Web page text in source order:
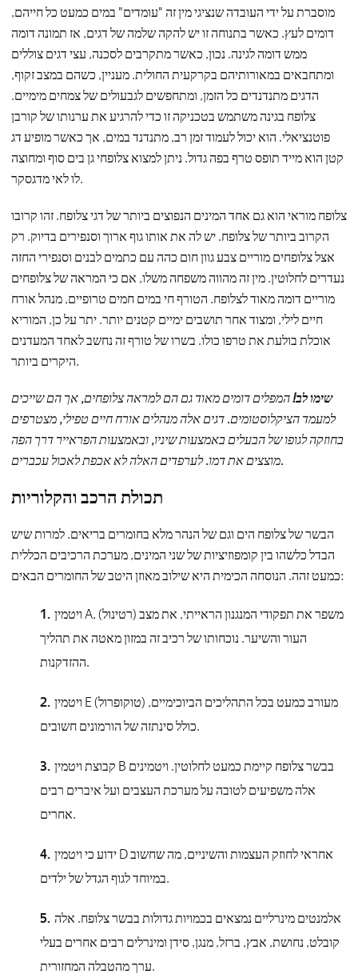
מוסברת על ידי העובדה שנציגי מין זה "עומדים" במים כמעט כל חייהם,
דומים לעץ. כאשר בתנוחה זו יש להקה שלמה של דגים, אז תמונה דומה
ממש דומה לגינה. נכון, כאשר מתקרבים לסכנה, עצי דגים צוללים
ומתחבאים במאורותיהם בקרקעית החולית. מעניין, כשהם במצב זקוף,
הדגים מתנדנדים כל הזמן, ומתחפשים לגבעולים של צמחים מימיים.
צלופח בגינה משתמש בטכניקה זו כדי להרגיע את ערנותו של קורבן
פוטנציאלי. הוא יכול לעמוד זמן רב, מתנדנד במים, אך כאשר מופיע דג
קטן הוא מייד תופס טרף בפה גדול. ניתן למצוא צלופחי גן בים סוף ומחוצה
לו לאי מדגסקר.
צלופח מוראי הוא גם אחד המינים הנפוצים ביותר של דגי צלופח. זהו קרובו
הקרוב ביותר של צלופח. יש לה את אותו גוף ארוך וסנפירים בדיוק. רק
אצל צלופחים מוריים צבע גוון חום כהה עם כתמים לבנים וסנפירי החזה
נעדרים לחלוטין. מין זה מהווה משפחה משלו, אם כי המראה של צלופחים
מוריים דומה מאוד לצלופח. הטורף חי במים חמים טרופיים, מנהל אורח
חיים לילי, ומצוד אחר תושבים ימיים קטנים יותר. יתר על כן, המוריא
אוכלת בולעת את טרפו כולו. בשרו של טורף זה נחשב לאחד המעדנים
היקרים ביותר.
שימו לב!המפלים דומים מאוד גם הם למראה צלופחים, אך הם שייכים
למעמד הציקלוסטומים. דגים אלה מנהלים אורח חיים טפילי, מצטרפים
בחוזקה לגופו של הבעלים באמצעות שיניו, ובאמצעות הפראייר דרך הפה
מוצצים את דמו. לערפדים האלה לא אכפת לאכול עכברים.
תכולת הרכב והקלוריות
הבשר של צלופח הים וגם של הנהר מלא בחומרים בריאים. למרות שיש
הבדל כלשהו בין קומפוזיציות של שני המינים, מערכת הרכיבים הכללית
כמעט זהה. הנוסחה הכימית היא שילוב מאוזן היטב של החומרים הבאים:
ויטמין A, (רטינול) משפר את תפקודי המנגנון הראייתי, את מצב
העור והשיער. נוכחותו של רכיב זה במזון מאטה את תהליך
ההזדקנות.
ויטמין E (טוקופרול) מעורב כמעט בכל התהליכים הביוכימיים,
כולל סינתזה של הורמונים חשובים.
קבוצת ויטמין B בבשר צלופח קיימת כמעט לחלוטין. ויטמינים
אלה משפיעים לטובה על מערכת העצבים ועל איברים רבים
אחרים.
ידוע כי ויטמין D אחראי לחוזק העצמות והשיניים, מה שחשוב
במיוחד לגוף הגדל של ילדים.
אלמנטים מינרליים נמצאים בכמויות גדולות בבשר צלופח. אלה
קובלט, נחושת, אבץ, ברזל, מנגן, סידן ומינרלים רבים אחרים בעלי
ערך מהטבלה המחזורית.